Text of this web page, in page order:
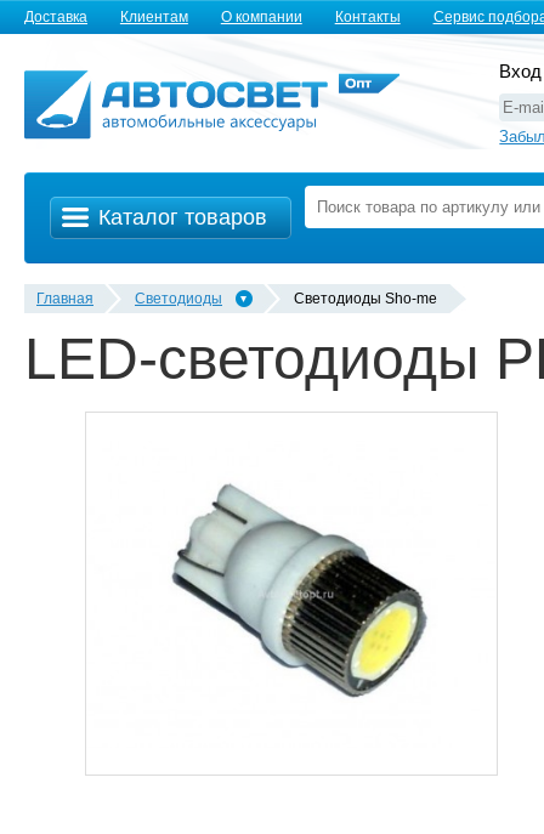
Доставка Клиентам О компании Контакты Сервис
Каталог товаров
Главная Светодиоды Светодиоды Sho-me
LED-светодиоды